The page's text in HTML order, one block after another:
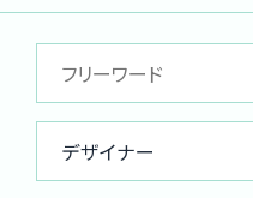
デザイナー